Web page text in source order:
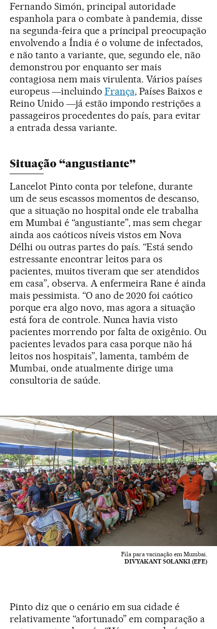
Fernando Simón, principal autoridade
espanhola para o combate à pandemia, disse
na segunda-feira que a principal preocupação
envolvendo a Índia é o volume de infectados,
e não tanto a variante, que, segundo ele, não
demonstrou por enquanto ser mais
contagiosa nem mais virulenta. Vários países
europeus ―incluindo França, Países Baixos e
Reino Unido ―já estão impondo restrições a
passageiros procedentes do país, para evitar
a entrada dessa variante.
Situação “angustiante”
Lancelot Pinto conta por telefone, durante
um de seus escassos momentos de descanso,
que a situação no hospital onde ele trabalha
em Mumbai é “angustiante”, mas sem chegar
ainda aos caóticos níveis vistos em Nova
Délhi ou outras partes do país. “Está sendo
estressante encontrar leitos para os
pacientes, muitos tiveram que ser atendidos
em casa”, observa. A enfermeira Rane é ainda
mais pessimista. “O ano de 2020 foi caótico
porque era algo novo, mas agora a situação
está fora de controle. Nunca havia visto
pacientes morrendo por falta de oxigênio. Ou
pacientes levados para casa porque não há
leitos nos hospitais”, lamenta, também de
Mumbai, onde atualmente dirige uma
consultoria de saúde.
Fila para vacinação em Mumbai.
DIVYAKANT SOLANKI (EFE)
Pinto diz que o cenário em sua cidade é
relativamente “afortunado” em comparação a